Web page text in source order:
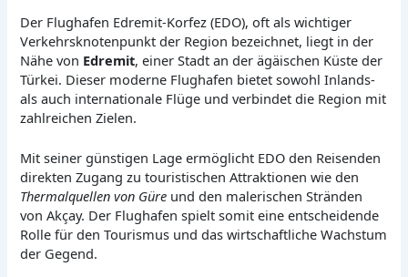
Der Flughafen Edremit-Korfez (EDO), oft als wichtiger
Verkehrsknotenpunkt der Region bezeichnet, liegt in der
Nähe von Edremit, einer Stadt an der ägäischen Küste der
Türkei. Dieser moderne Flughafen bietet sowohl Inlands-
als auch internationale Flüge und verbindet die Region mit
zahlreichen Zielen.
Mit seiner günstigen Lage ermöglicht EDO den Reisenden
direkten Zugang zu touristischen Attraktionen wie den
Thermalquellen von Güre und den malerischen Stränden
von Akçay. Der Flughafen spielt somit eine entscheidende
Rolle für den Tourismus und das wirtschaftliche Wachstum
der Gegend.